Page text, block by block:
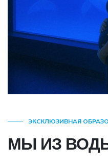
ЭКСКЛЮЗИВНАЯ
МЫ ИЗ